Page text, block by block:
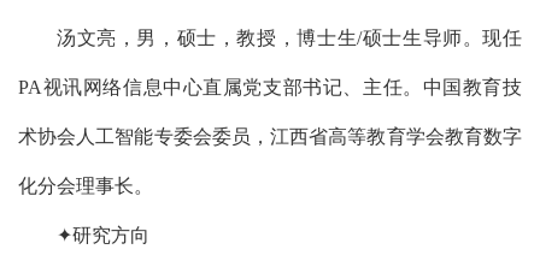
汤文亮，男，硕士，教授，博士生/硕士生导师。现任
PA视讯网络信息中心直属党支部书记、主任。中国教育技
术协会人工智能专委会委员，江西省高等教育学会教育数字
化分会理事长。
✦研究方向